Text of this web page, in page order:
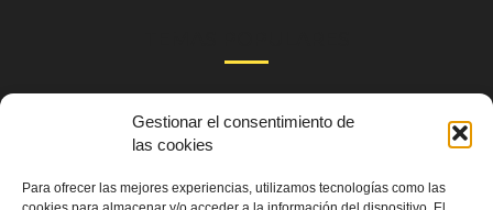
Gestionar el consentimiento de
las cookies
Para ofrecer las mejores experiencias, utilizamos tecnologías como las
99
Cultura